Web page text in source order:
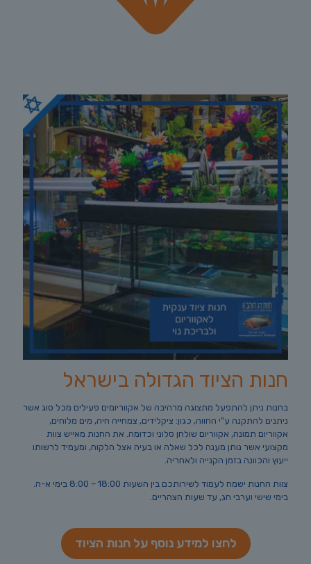
חנות הציוד הגדולה בישראל
בחנות ניתן להתפעל מתצוגה מרהיבה של אקווריומים פעילים מכל סוג אשר
ניתנים להתקנה ע"י החווה, כגון: ציקלידים, צמחייה חיה, מים מלוחים,
אקווריום תמונה, אקווריום שולחן סלוני וכדומה. את החנות מאייש צוות
מקצועי אשר נותן מענה לכל שאלה או בעיה אצל הלקוח, ומעמיד לרשותו
ייעוץ והכוונה בזמן הקנייה ולאחריה.
צוות החנות ישמח לעמוד לשירותכם בין השעות 18:00 – 8:00 בימי א-ה.
בימי שישי וערבי חג, עד שעות הצהריים.
לחצו למידע נוסף על חנות הציוד